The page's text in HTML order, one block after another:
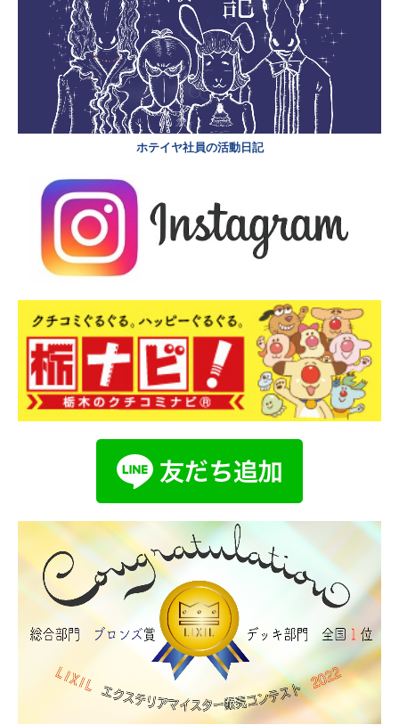
ホテイヤ社員の活動日記